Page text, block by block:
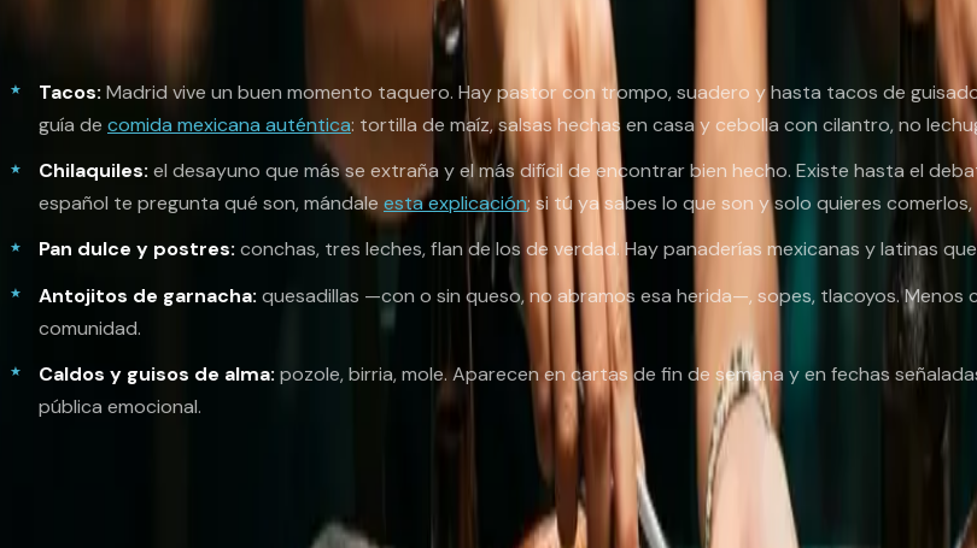
El antojo no avisa. Un día estás tan tranquilo en el metro y de pronto necesitas un taco al pastor con
Tacos: Madrid vive un buen momento taquero. Hay pastor con trompo, suadero y hasta tacos de
guía de comida mexicana auténtica: tortilla de maíz, salsas hechas en casa y cebolla con cilantro, no
Chilaquiles: el desayuno que más se extraña y el más difícil de encontrar bien hecho. Existe hasta el
español te pregunta qué son, mándale esta explicación; si tú ya sabes lo que son y solo quieres
Pan dulce y postres: conchas, tres leches, flan de los de verdad. Hay panaderías mexicanas y latinas
Antojitos de garnacha: quesadillas —con o sin queso, no abramos esa herida—, sopes, tlacoyos. Menos
comunidad.
Caldos y guisos de alma: pozole, birria, mole. Aparecen en cartas de fin de semana y en fechas
pública emocional.
Hicimos una lista más larga y más sentimental de todo esto —los diez sabores que más duelen— en